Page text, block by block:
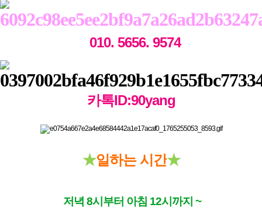
010. 5656. 9574
카톡ID:90yang
★일하는 시간★
저녁 8시부터 아침 12시까지 ~